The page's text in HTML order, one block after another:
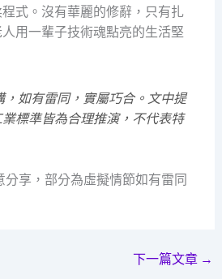
式。沒有華麗的修辭，只有扎
用一輩子技術魂點亮的生活堅
如有雷同，實屬巧合。文中提
標準皆為合理推演，不代表特
享，部分為虛擬情節如有雷同
下一篇文章 →